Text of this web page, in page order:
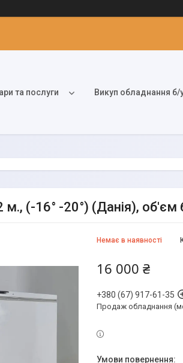
та послуги Викуп обладнання б/
(-16° -20°) (Данія), об'єм
Немає в наявності
16 000 ₴
+380 (67) 917-61-35
Продаж обладнання